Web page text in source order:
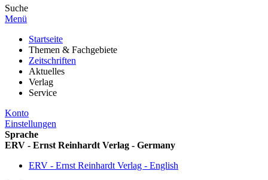
Suche
Menü
Startseite
Themen & Fachgebiete
Zeitschriften
Aktuelles
Verlag
Service
Konto
Einstellungen
Sprache
ERV - Ernst Reinhardt Verlag - Germany
ERV - Ernst Reinhardt Verlag - English